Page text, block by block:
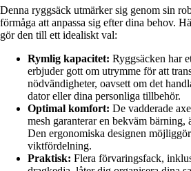
Denna ryggsäck utmärker sig genom sin
förmåga att anpassa sig efter dina behov.
gör den till ett idealiskt val:
Rymlig kapacitet: Ryggsäcken har
erbjuder gott om utrymme för att
nödvändigheter, oavsett om det
dator eller dina personliga tillbehör.
Optimal komfort: De vadderade
mesh garanterar en bekväm bärning,
Den ergonomiska designen
viktfördelning.
Praktisk: Flera förvaringsfack,